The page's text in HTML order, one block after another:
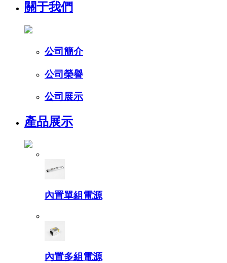
關于我們
公司簡介
公司榮譽
公司展示
產品展示
內置單組電源
內置多組電源